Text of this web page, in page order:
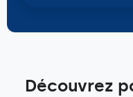
Découvrez